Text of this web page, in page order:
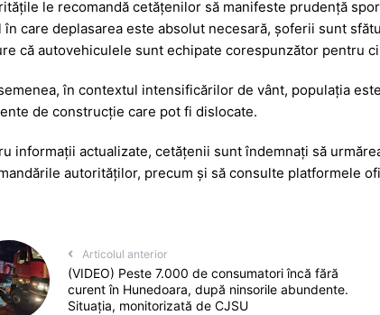
le recomandă cetățenilor să manifeste prudență
în care deplasarea este absolut necesară, șoferii sunt
că autovehiculele sunt echipate corespunzător pentru
în contextul intensificărilor de vânt, populația
de construcție care pot fi dislocate.
informații actualizate, cetățenii sunt îndemnați să
autorităților, precum și să consulte platformele
Articolul anterior
(VIDEO) Peste 7.000 de consumatori încă fără
curent în Hunedoara, după ninsorile abundente.
Situația, monitorizată de CJSU